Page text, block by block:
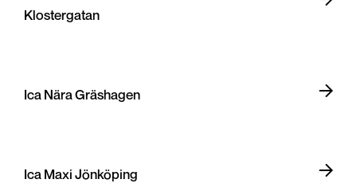
Klostergatan
Ica Nära Gräshagen
Ica Maxi Jönköping